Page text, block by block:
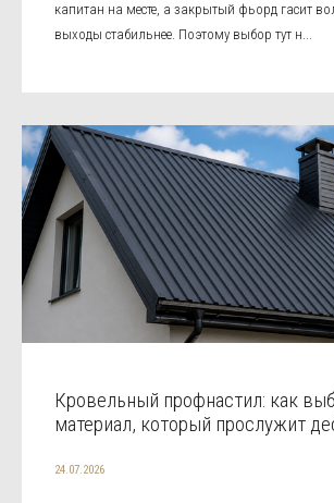
капитан на месте, а закрытый фьорд гасит
выходы стабильнее. Поэтому выбор тут н...
Кровельный профнастил: как
материал, который прослужит
24.07.2026